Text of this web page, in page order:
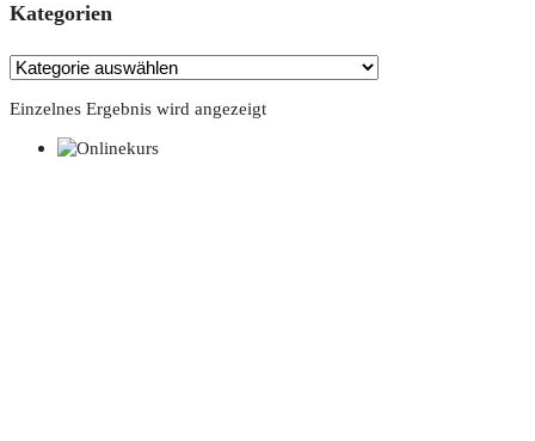
Kate­go­rien
Einzelnes Ergebnis wird angezeigt